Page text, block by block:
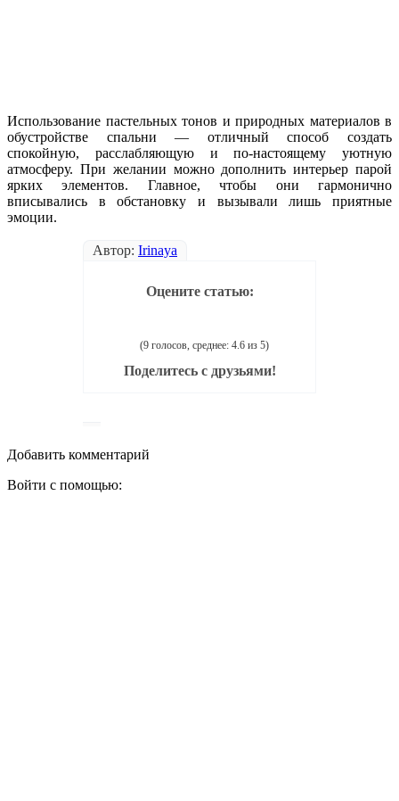
Использование пастельных тонов и природных материалов в
обустройстве спальни — отличный способ создать
спокойную, расслабляющую и по-настоящему уютную
атмосферу. При желании можно дополнить интерьер парой
ярких элементов. Главное, чтобы они гармонично
вписывались в обстановку и вызывали лишь приятные
эмоции.
Автор: Irinаya
Оцените статью:
(9 голосов, среднее: 4.6 из 5)
Поделитесь с друзьями!
Добавить комментарий
Войти с помощью: